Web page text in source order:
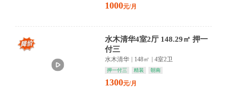
1000元/月
水木清华4室2厅 148.29㎡ 押一
付三
水木清华 | 148㎡ | 4室2卫
押一付三 精装 朝南
1300元/月